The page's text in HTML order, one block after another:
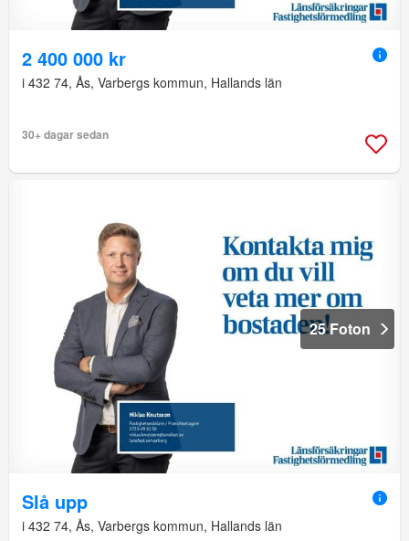
2 400 000 kr
i 432 74, Ås, Varbergs kommun, Hallands län
30+ dagar sedan
25 Foton
Slå upp
i 432 74, Ås, Varbergs kommun, Hallands län